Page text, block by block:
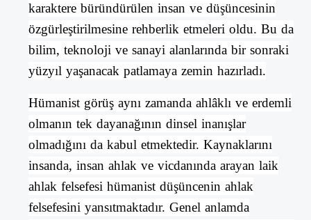
karaktere büründürülen insan ve düşüncesinin
özgürleştirilmesine rehberlik etmeleri oldu. Bu da
bilim, teknoloji ve sanayi alanlarında bir sonraki
yüzyıl yaşanacak patlamaya zemin hazırladı.
Hümanistgörüş aynı zamanda ahlâklı ve erdemli
olmanın tek dayanağının dinsel inanışlar
olmadığını da kabul etmektedir. Kaynaklarını
insanda, insan ahlak ve vicdanında arayan laik
ahlak felsefesi hümanist düşüncenin ahlak
felsefesini yansıtmaktadır. Genel anlamda